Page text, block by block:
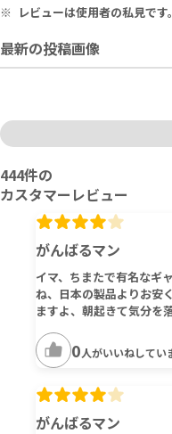
※ レビューは使用者の私見で
最新の投稿画像
444件の
カスタマーレビュー
がんばるマン
イマ、ちまたで有名なギ
ね、日本の製品よりお安
ますよ、朝起きて気分を
0人がいいねしてい
がんばるマン